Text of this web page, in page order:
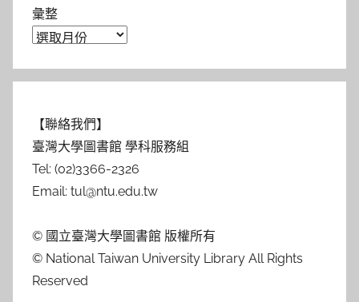
彙整
【聯絡我們】
臺灣大學圖書館 學科服務組
Tel: (02)3366-2326
Email: tul@ntu.edu.tw
© 國立臺灣大學圖書館 版權所有
© National Taiwan University Library All Rights
Reserved